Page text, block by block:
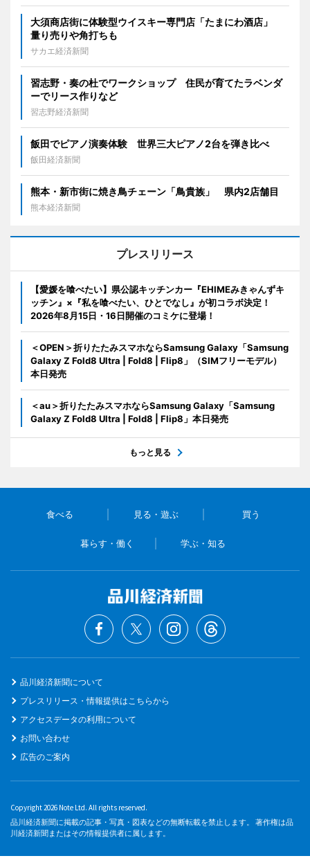
大須商店街に体験型ウイスキー専門店「たまにわ酒店」
量り売りや角打ちも
サカエ経済新聞
習志野・奏の杜でワークショップ 住民が育てたラベンダ
ーでリース作りなど
習志野経済新聞
飯田でピアノ演奏体験 世界三大ピアノ2台を弾き比べ
飯田経済新聞
熊本・新市街に焼き鳥チェーン「鳥貴族」 県内2店舗目
熊本経済新聞
プレスリリース
【愛媛を喰べたい】県公認キッチンカー『EHIMEみきゃんずキ
ッチン』×『私を喰べたい、ひとでなし』が初コラボ決定！
2026年8月15日・16日開催のコミケに登場！
＜OPEN＞折りたたみスマホならSamsung Galaxy「Samsung
Galaxy Z Fold8 Ultra | Fold8 | Flip8」（SIMフリーモデル）
本日発売
＜au＞折りたたみスマホならSamsung Galaxy「Samsung
Galaxy Z Fold8 Ultra | Fold8 | Flip8」本日発売
もっと見る
食べる 見る・遊ぶ 買う
暮らす・働く 学ぶ・知る
品川経済新聞について
プレスリリース・情報提供はこちらから
アクセスデータの利用について
お問い合わせ
広告のご案内
Copyright 2026 Note Ltd. All rights reserved.
品川経済新聞に掲載の記事・写真・図表などの無断転載を禁止します。 著作権は品
川経済新聞またはその情報提供者に属します。